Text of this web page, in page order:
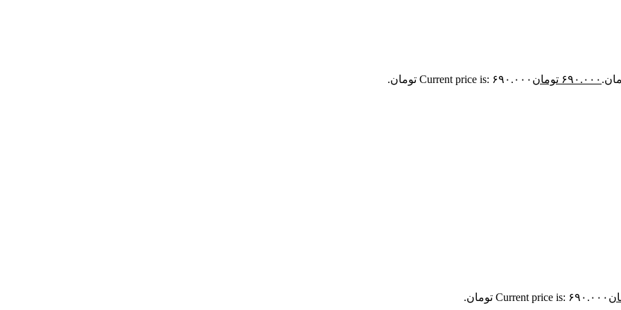
۶۹۰.۰۰۰ تومان Current price is: ۶۹۰.۰۰۰ تومان.
Current price is: ۶۹۰.۰۰۰ تومان.